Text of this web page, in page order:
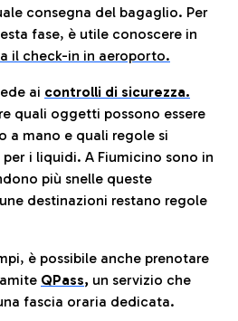
consegna del bagaglio. Per
fase, è utile conoscere in
il check-in in aeroporto.
ai controlli di sicurezza.
quali oggetti possono essere
a mano e quali regole si
i liquidi. A Fiumicino sono in
più snelle queste
destinazioni restano regole
è possibile anche prenotare
QPass, un servizio che
fascia oraria dedicata.